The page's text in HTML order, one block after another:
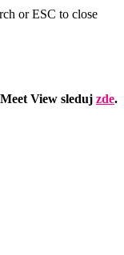
or ESC to close
View sleduj zde.